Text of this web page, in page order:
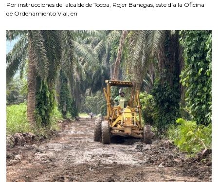
Por instrucciones del alcalde de Tocoa, Rojer Banegas, este día la Oficina
de Ordenamiento Vial, en